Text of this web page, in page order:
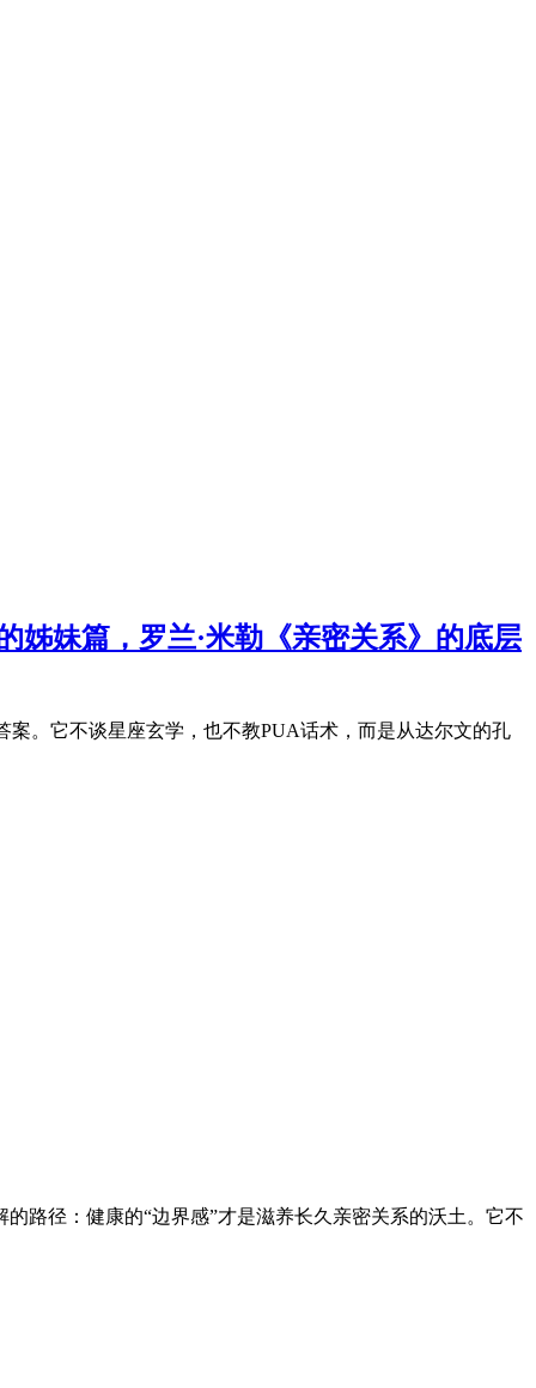
姊妹篇，罗兰·米勒《亲密关系》的底层
。它不谈星座玄学，也不教PUA话术，而是从达尔文的孔
路径：健康的“边界感”才是滋养长久亲密关系的沃土。它不